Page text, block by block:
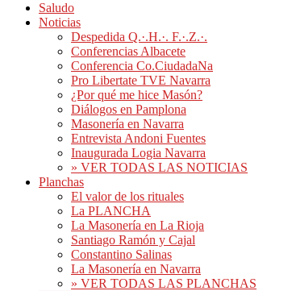
Saludo
Noticias
Despedida Q.·.H.·. F.·.Z.·.
Conferencias Albacete
Conferencia Co.CiudadaNa
Pro Libertate TVE Navarra
¿Por qué me hice Masón?
Diálogos en Pamplona
Masonería en Navarra
Entrevista Andoni Fuentes
Inaugurada Logia Navarra
» VER TODAS LAS NOTICIAS
Planchas
El valor de los rituales
La PLANCHA
La Masonería en La Rioja
Santiago Ramón y Cajal
Constantino Salinas
La Masonería en Navarra
» VER TODAS LAS PLANCHAS